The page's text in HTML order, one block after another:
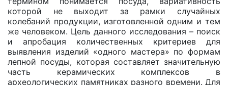
которой не выходит за рамки случайных
колебаний продукции, изготовленной одним и тем
же человеком. Цель данного исследования – поиск
и апробация количественных критериев для
выявления изделий «одного мастера» по формам
лепной посуды, которая составляет значительную
часть керамических комплексов в
археологических памятниках разного времени. Для